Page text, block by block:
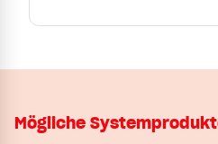
Mögliche